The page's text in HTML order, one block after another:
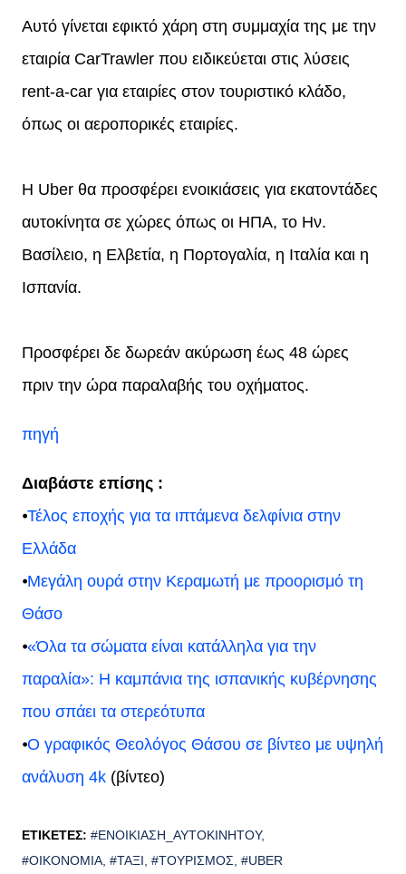
Αυτό γίνεται εφικτό χάρη στη συμμαχία της με την
εταιρία CarTrawler που ειδικεύεται στις λύσεις
rent-a-car για εταιρίες στον τουριστικό κλάδο,
όπως οι αεροπορικές εταιρίες.
Η Uber θα προσφέρει ενοικιάσεις για εκατοντάδες
αυτοκίνητα σε χώρες όπως οι ΗΠΑ, το Ην.
Βασίλειο, η Ελβετία, η Πορτογαλία, η Ιταλία και η
Ισπανία.
Προσφέρει δε δωρεάν ακύρωση έως 48 ώρες
πριν την ώρα παραλαβής του οχήματος.
πηγή
Διαβάστε επίσης :
⦁Τέλος εποχής για τα ιπτάμενα δελφίνια στην
Ελλάδα
⦁Μεγάλη ουρά στην Κεραμωτή με προορισμό τη
Θάσο
⦁«Όλα τα σώματα είναι κατάλληλα για την
παραλία»: Η καμπάνια της ισπανικής κυβέρνησης
που σπάει τα στερεότυπα
⦁Ο γραφικός Θεολόγος Θάσου σε βίντεο με υψηλή
ανάλυση 4k (βίντεο)
ΕΤΙΚΈΤΕΣ: #ΕΝΟΙΚΊΑΣΗ_ΑΥΤΟΚΙΝΉΤΟΥ
#ΟΙΚΟΝΟΜΊΑ #ΤΑΞΊ #ΤΟΥΡΙΣΜΌΣ #UBER